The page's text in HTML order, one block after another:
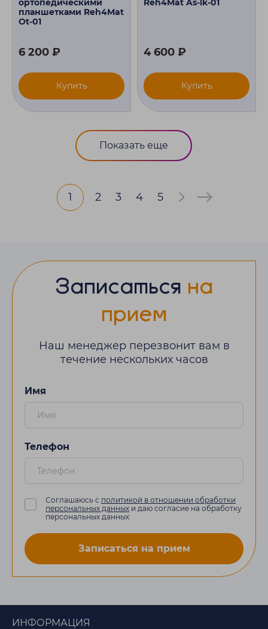
ортопедическими
планшетками Reh4Mat
Ot-01
6 200 ₽
Купить
Reh4Mat As-lk-01
4 600 ₽
Купить
Показать еще
1 2 3 4 5
Записаться на
прием
Наш менеджер перезвонит вам в
течение нескольких часов
Имя
Телефон
Соглашаюсь с политикой в отношении обработки
персональных данных и даю согласие на обработку
персональных данных
Записаться на прием
ИНФОРМАЦИЯ